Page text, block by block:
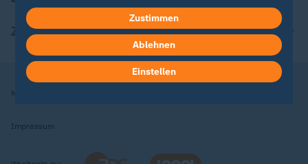
ZDFheute Apps
Nutzungsbedingungen
Impressum
in deinen Einstellungen widerrufen oder ändern.
Hier findest du das Impressum.
Weitere Informationen findest du in unserer
Datenschutzerklärung.
Zustimmen
Ablehnen
Einstellen